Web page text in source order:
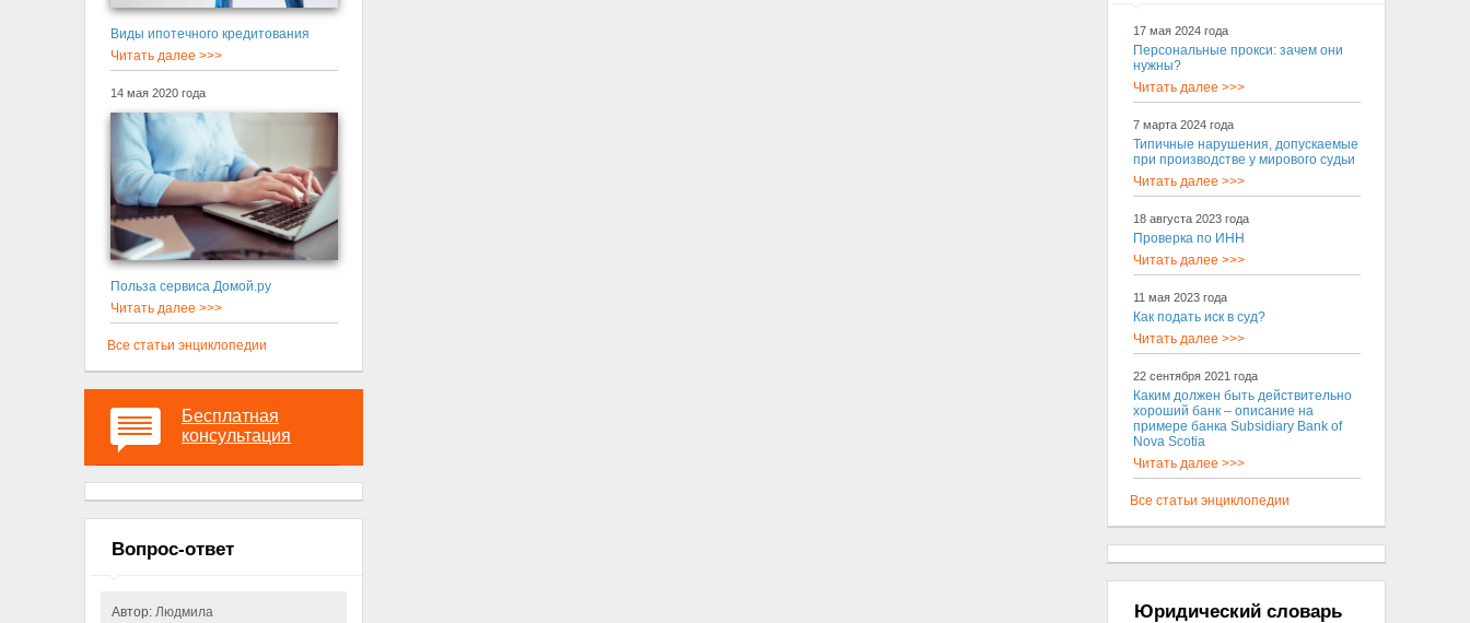
Виды ипотечного кредитования
Читать далее >>>
14 мая 2020 года
Польза сервиса Домой.ру
Читать далее >>>
Все статьи энциклопедии
Бесплатная
консультация
Вопрос-ответ
Автор: Людмила
17 мая 2024 года
Персональные прокси: зачем они
нужны?
Читать далее >>>
7 марта 2024 года
Типичные нарушения, допускаемые
при производстве у мирового судьи
Читать далее >>>
18 августа 2023 года
Проверка по ИНН
Читать далее >>>
11 мая 2023 года
Как подать иск в суд?
Читать далее >>>
22 сентября 2021 года
Каким должен быть действительно
хороший банк – описание на
примере банка Subsidiary Bank of
Nova Scotia
Читать далее >>>
Все статьи энциклопедии
Юридический словарь